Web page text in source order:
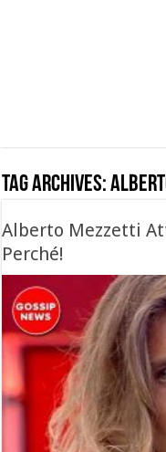
Tag Archives:
Alberto Mezzetti
Perché!